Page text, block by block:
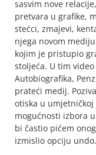
sasvim nove
pretvara u grafike,
stećci, zmajevi,
njega novom
kojim je pristupio
stoljeća. U tim
Autobiografika,
prateći medij.
otiska u
mogućnosti izbora
bi častio pićem
izmislio opciju undo.